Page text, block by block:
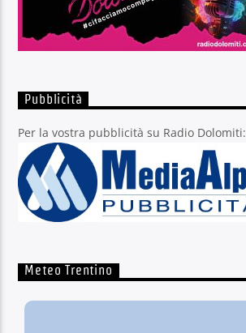
Pubblicità
Per la vostra pubblicità su Radio Dolomiti:
Meteo Trentino